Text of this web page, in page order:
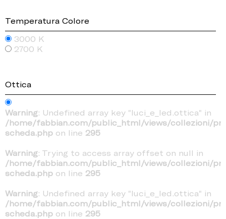
Temperatura Colore
3000 K
2700 K
Ottica
Warning: Undefined array key "luci_e_led.ottica" in
/home/fabbian.com/public_html/views/collezioni/
scheda.php on line 295
Warning: Trying to access array offset on null in
/home/fabbian.com/public_html/views/collezioni/
scheda.php on line 295
Warning: Undefined array key "luci_e_led.ottica" in
/home/fabbian.com/public_html/views/collezioni/
scheda.php on line 295